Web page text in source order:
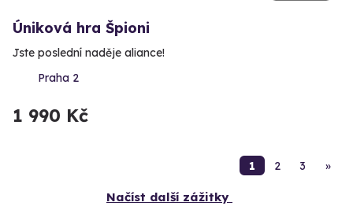
Úniková hra Špioni
Jste poslední naděje aliance!
Praha 2
1 990 Kč
1 2 3 »
Načíst další zážitky